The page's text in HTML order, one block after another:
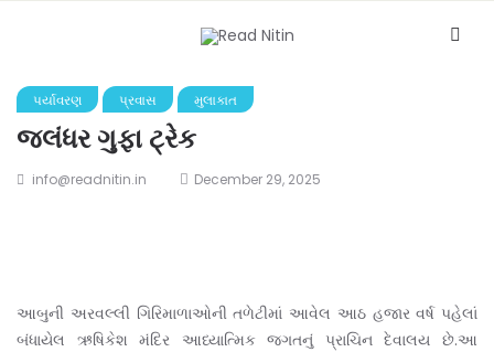
પર્યાવરણ પ્રવાસ મુલાકાત
જલંધર ગુફા ટ્રેક
info@readnitin.in December 29, 2025
આબુની અરવલ્લી ગિરિમાળાઓની તળેટીમાં આવેલ આઠ હજાર વર્ષ પહેલાં
બંધાયેલ ઋષિકેશ મંદિર આધ્યાત્મિક જગતનું પ્રાચિન દેવાલય છે.આ